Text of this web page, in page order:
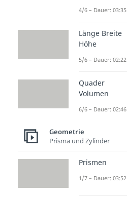
4/6 – Dauer: 03:35
Länge Breite
Höhe
5/6 – Dauer: 02:22
Quader
Volumen
6/6 – Dauer: 02:46
Geometrie
Prisma und Zylinder
Prismen
1/7 – Dauer: 03:52